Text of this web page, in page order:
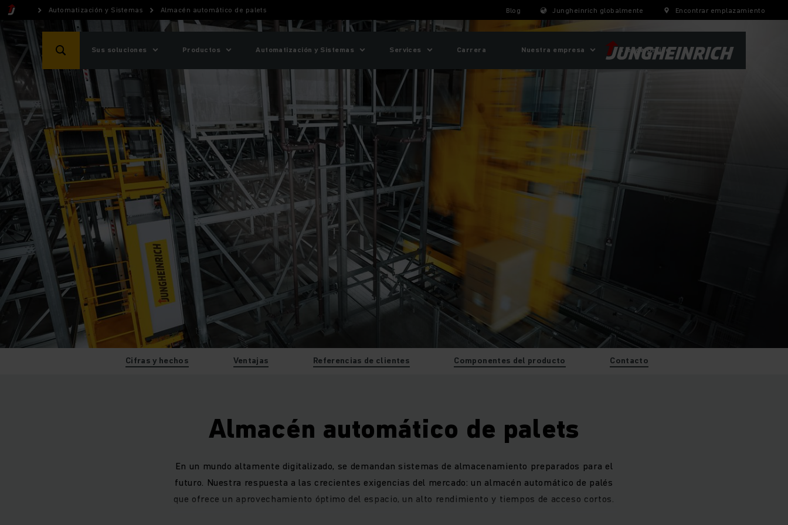
Automatización y Sistemas Almacén automático de palets Blog Jungheinrich globalmente Encontrar emplazamiento
Sus soluciones Productos Automatización y Sistemas Services Carrera Nuestra empresa Tienda Online
Cifras y hechos Ventajas Referencias de clientes Componentes del producto Contacto
Almacén automático de palets
En un mundo altamente digitalizado, se demandan sistemas de almacenamiento preparados para el
futuro. Nuestra respuesta a las crecientes exigencias del mercado: un almacén automático de palés
que ofrece un aprovechamiento óptimo del espacio, un alto rendimiento y tiempos de acceso cortos.